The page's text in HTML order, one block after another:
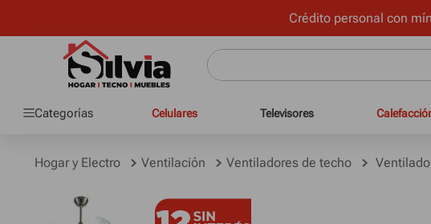
Crédito personal con
Categorías Celulares Televisores
Hogar y Electro Ventilación Ventiladores de techo